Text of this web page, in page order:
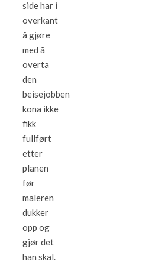
side har i
overkant
å gjøre
med å
overta
den
beisejobben
kona ikke
fikk
fullført
etter
planen
før
maleren
dukker
opp og
gjør det
han skal.